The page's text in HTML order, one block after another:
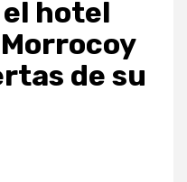
hotel
de su